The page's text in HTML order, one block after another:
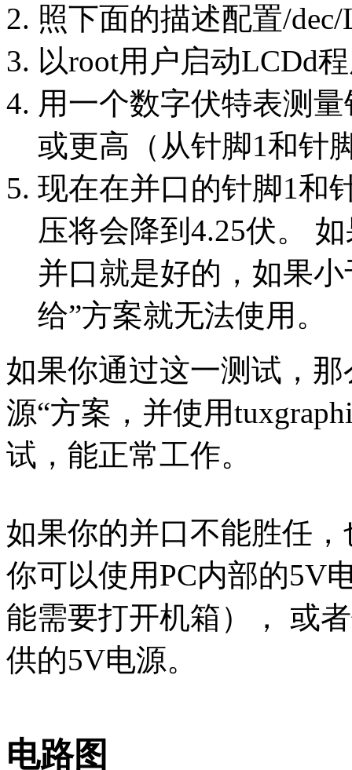
照下面的描述配置/
以root用户启动LCDd
用一个数字伏特表测
或更高（从针脚1和针
现在在并口的针脚1和
压将会降到4.25伏。
并口就是好的，如果
给”方案就无法使用。
如果你通过这一测试，
源“方案，并使用
试，能正常工作。
如果你的并口不能胜任
你可以使用PC内部的5V
能需要打开机箱）， 或
供的5V电源。
电路图